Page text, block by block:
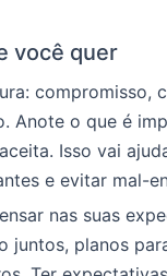
você quer
compromisso,
Anote o que é
Isso vai
e evitar mal-
nas suas
juntos, planos